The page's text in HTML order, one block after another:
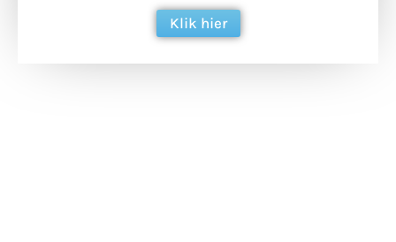
Klik hier